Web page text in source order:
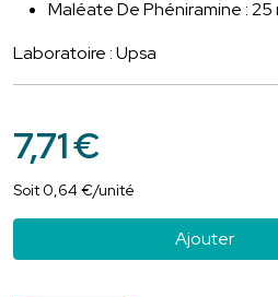
Maléate De Phéniramine : 25
Laboratoire : Upsa
7,71€
Soit 0,64 €/unité
Ajouter